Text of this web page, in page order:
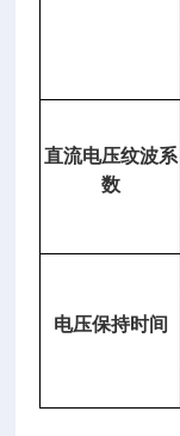
直流电压纹波系
数
电压保持时间